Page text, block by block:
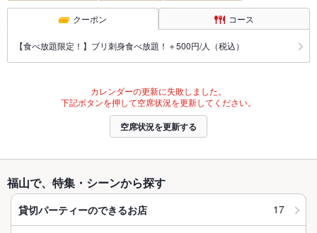
クーポン コース
【食べ放題限定！】ブリ刺身食べ放題！＋500円/人（税込）
カレンダーの更新に失敗しました。
下記ボタンを押して空席状況を更新してください。
空席状況を更新する
福山で、特集・シーンから探す
貸切パーティーのできるお店 17